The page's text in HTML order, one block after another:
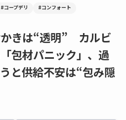
#コープデリ
#コンフォート
きは“透明” カルビ
包材パニック」、過
と供給不安は“包み隠